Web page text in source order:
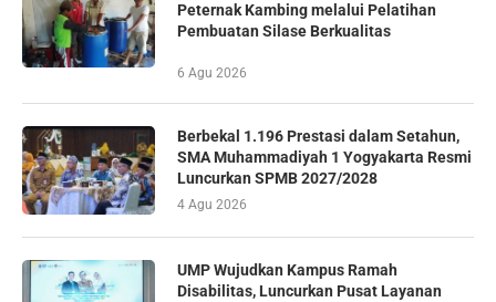
Peternak Kambing melalui Pelatihan
Pembuatan Silase Berkualitas
6 Agu 2026
Berbekal 1.196 Prestasi dalam Setahun,
SMA Muhammadiyah 1 Yogyakarta Resmi
Luncurkan SPMB 2027/2028
4 Agu 2026
UMP Wujudkan Kampus Ramah
Disabilitas, Luncurkan Pusat Layanan